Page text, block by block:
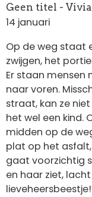
Geen titel -
14 januari
Op de weg staat
zwijgen, het
Er staan mensen
naar voren.
straat, kan ze niet
het wel een kind.
midden op de
plat op het
gaat voorzichtig
en haar ziet, lacht